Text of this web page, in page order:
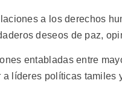
a los derechos
deseos de paz,
entabladas entre
líderes políticas tamiles